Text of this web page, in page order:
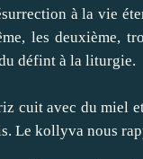
à la vie
, les deuxième,
défint à la liturgie.
cuit avec du miel
. Le kollyva nous